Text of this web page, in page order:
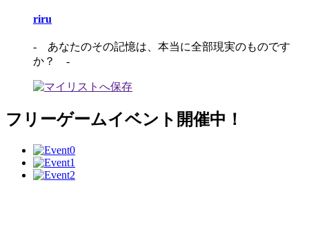
riru
- あなたのその記憶は、本当に全部現実のものです
か？ -
フリーゲームイベント開催中！